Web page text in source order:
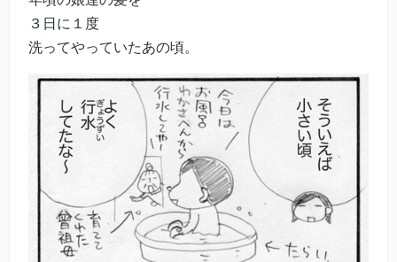
３日に１度
洗ってやっていたあの頃。